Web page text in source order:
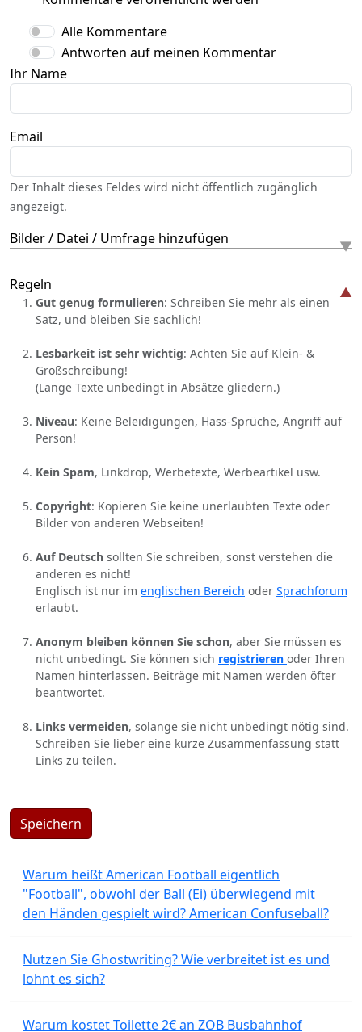
Alle Kommentare
Antworten auf meinen Kommentar
Ihr Name
Email
Der Inhalt dieses Feldes wird nicht öffentlich zugänglich
angezeigt.
Bilder / Datei / Umfrage hinzufügen
Regeln
Gut genug formulieren: Schreiben Sie mehr als einen
Satz, und bleiben Sie sachlich!
Lesbarkeit ist sehr wichtig: Achten Sie auf Klein- &
Großschreibung!
(Lange Texte unbedingt in Absätze gliedern.)
Niveau: Keine Beleidigungen, Hass-Sprüche, Angriff auf
Person!
Kein Spam, Linkdrop, Werbetexte, Werbeartikel usw.
Copyright: Kopieren Sie keine unerlaubten Texte oder
Bilder von anderen Webseiten!
Auf Deutsch sollten Sie schreiben, sonst verstehen die
anderen es nicht!
Englisch ist nur im englischen Bereich oder Sprachforum
erlaubt.
Anonym bleiben können Sie schon, aber Sie müssen es
nicht unbedingt. Sie können sich registrieren oder Ihren
Namen hinterlassen. Beiträge mit Namen werden öfter
beantwortet.
Links vermeiden, solange sie nicht unbedingt nötig sind.
Schreiben Sie lieber eine kurze Zusammenfassung statt
Links zu teilen.
Speichern
Warum heißt American Football eigentlich
"Football", obwohl der Ball (Ei) überwiegend mit
den Händen gespielt wird? American Confuseball?
Nutzen Sie Ghostwriting? Wie verbreitet ist es und
lohnt es sich?
Warum kostet Toilette 2€ an ZOB Busbahnhof